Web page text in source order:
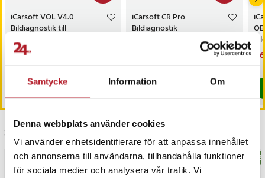
Samtycke Information Om
Denna webbplats använder cookies
Vi använder enhetsidentifierare för att anpassa innehållet
och annonserna till användarna, tillhandahålla funktioner
för sociala medier och analysera vår trafik. Vi
iCarsoft VOL V4.0
Bildiagnostik till
Volvo/Saab / OBD2
diagnosverktyg /
Nuvarande pris
2 399 kr
Köp
iCarsoft CR Pro
Bildiagnostik
Senast besökta
BÄSTSÄLJARE